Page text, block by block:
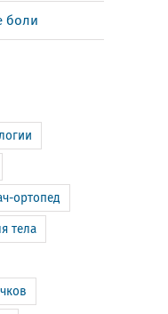
боли
ортопед
тела